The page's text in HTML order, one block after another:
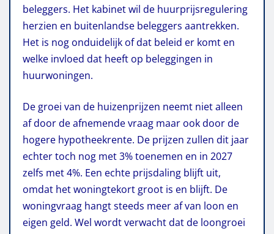
beleggers. Het kabinet wil de huurprijsregulering
herzien en buitenlandse beleggers aantrekken.
Het is nog onduidelijk of dat beleid er komt en
welke invloed dat heeft op beleggingen in
huurwoningen.
De groei van de huizenprijzen neemt niet alleen
af door de afnemende vraag maar ook door de
hogere hypotheekrente. De prijzen zullen dit jaar
echter toch nog met 3% toenemen en in 2027
zelfs met 4%. Een echte prijsdaling blijft uit,
omdat het woningtekort groot is en blijft. De
woningvraag hangt steeds meer af van loon en
eigen geld. Wel wordt verwacht dat de loongroei